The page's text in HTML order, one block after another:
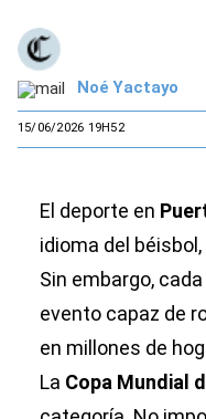
Noé Yactayo
15/06/2026 19H52
El deporte en
idioma del
Sin embargo,
evento capaz de
en millones de
La Copa Mundial